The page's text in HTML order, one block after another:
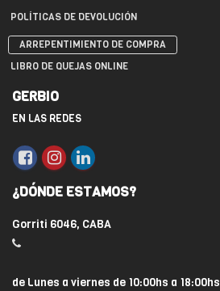
POLÍTICAS DE DEVOLUCIÓN
ARREPENTIMIENTO DE COMPRA
LIBRO DE QUEJAS ONLINE
GERBIO
EN LAS REDES
¿DÓNDE ESTAMOS?
Gorriti 6046, CABA
de Lunes a viernes de 10:00hs a 18:00hs